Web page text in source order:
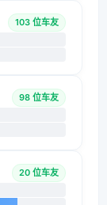
103 位车友
98 位车友
20 位车友